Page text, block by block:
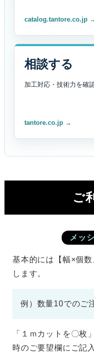
catalog.tantore.co.jp
相談する
加工対応・技術力を確
tantore.co.jp →
ご
メッ
基本的には【幅×個
します。
例）数量10でのご
「１ｍカットを〇枚
時のご要望欄にご記